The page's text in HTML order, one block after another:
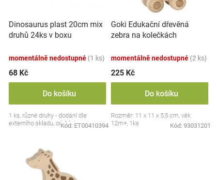
Blog
Hračkářství
Přihlášení
ůo
d
u
t
ů
Dinosaurus plast 20cm mix
druhů 24ks v boxu
momentálně nedostupné (1 ks)
68 Kč
Do košíku
1 ks, různé druhy - dodání dle
externího skladu, od 3 let
Kód: ET00410394
Goki Edukační dřevěná
zebra na kolečkách
momentálně nedostupné (2 ks)
225 Kč
Do košíku
Rozměr: 11 x 11 x 5,5 cm, věk:
12m+, 1ks
Kód: 93031201